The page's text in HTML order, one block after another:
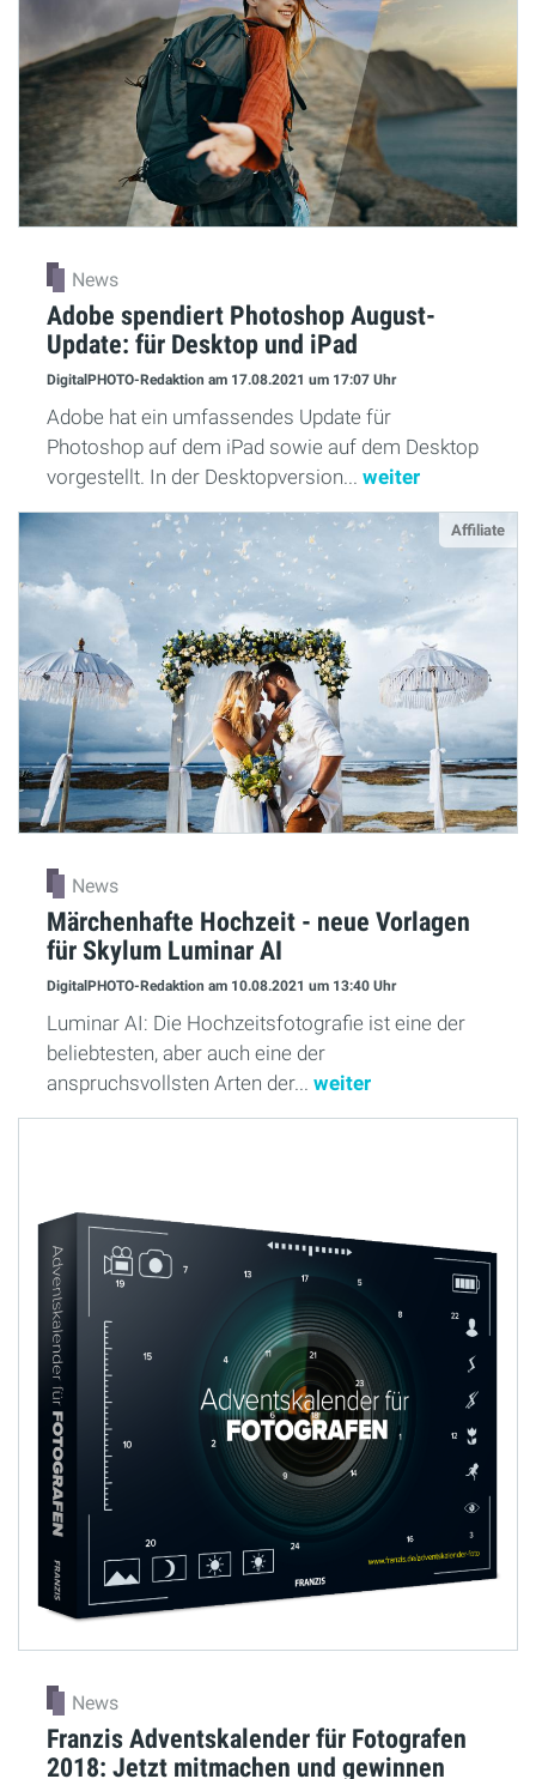
News
Adobe spendiert Photoshop August-
Update: für Desktop und iPad
DigitalPHOTO-Redaktion am 17.08.2021 um 17:07 Uhr
Adobe hat ein umfassendes Update für
Photoshop auf dem iPad sowie auf dem Desktop
vorgestellt. In der Desktopversion... weiter
Affiliate
News
Märchenhafte Hochzeit - neue Vorlagen
für Skylum Luminar AI
DigitalPHOTO-Redaktion am 10.08.2021 um 13:40 Uhr
Luminar AI: Die Hochzeitsfotografie ist eine der
beliebtesten, aber auch eine der
anspruchsvollsten Arten der... weiter
News
Franzis Adventskalender für Fotografen
2018: Jetzt mitmachen und gewinnen